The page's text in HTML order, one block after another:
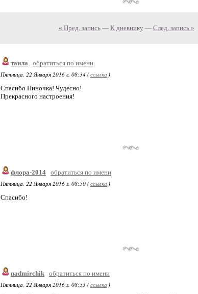
« Пред. запись— К дневнику — След. запись »
таила
обратиться по имени
Пятница, 22 Января 2016 г. 08:34 (ссылка )
Спасибо Ниночка! Чудесно!
Прекрасного настроения!
флора-2014 обратиться по имени
Пятница, 22 Января 2016 г. 08:50 (ссылка )
Спасибо!
nadmirchik обратиться по имени
Пятница, 22 Января 2016 г. 08:53 (ссылка )